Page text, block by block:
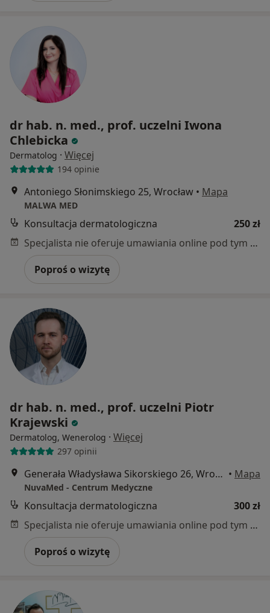
dr hab. n. med., prof. uczelni Iwona
Chlebicka
Dermatolog · Więcej
194 opinie
Antoniego Słonimskiego 25, Wrocław • Mapa
MALWA MED
Konsultacja dermatologiczna
250 zł
Specjalista nie oferuje umawiania online pod tym adresem.
Poproś o wizytę
dr hab. n. med., prof. uczelni Piotr
Krajewski
Dermatolog, Wenerolog · Więcej
297 opinii
Generała Władysława Sikorskiego 26, Wrocław • Mapa
NuvaMed - Centrum Medyczne
Konsultacja dermatologiczna
300 zł
Specjalista nie oferuje umawiania online pod tym adresem.
Poproś o wizytę